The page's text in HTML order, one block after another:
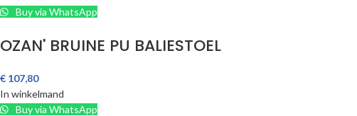
Buy via WhatsApp
OZAN' BRUINE PU BALIESTOEL
€ 107,80
In winkelmand
Buy via WhatsApp